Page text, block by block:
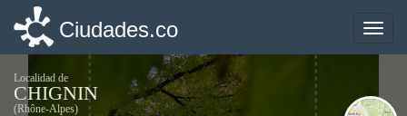
Toggle
Ciudades.co
Localidad de
CHIGNIN
(Rhône-Alpes)
Toggle
Ciudades.co